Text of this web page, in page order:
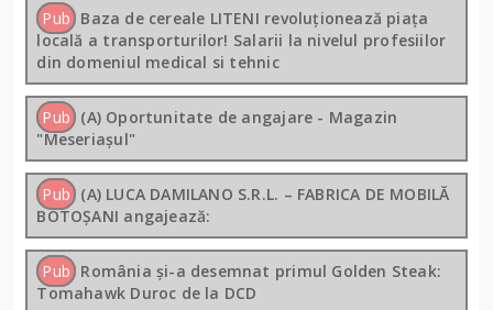
Pub Baza de cereale LITENI revoluționează piața
locală a transporturilor! Salarii la nivelul profesiilor
din domeniul medical si tehnic
Pub (A) Oportunitate de angajare - Magazin
"Meseriașul"
Pub (A) LUCA DAMILANO S.R.L. – FABRICA DE MOBILĂ
BOTOȘANI angajează:
Pub România și-a desemnat primul Golden Steak:
Tomahawk Duroc de la DCD